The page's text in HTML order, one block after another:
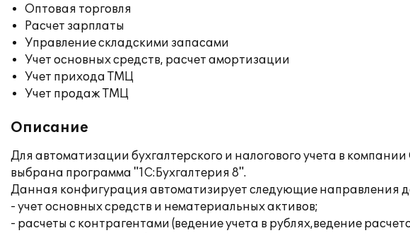
Оптовая торговля
Расчет зарплаты
Управление складскими запасами
Учет основных средств, расчет амортизации
Учет прихода ТМЦ
Учет продаж ТМЦ
Описание
Для автоматизации бухгалтерского и налогового учета в
выбрана программа "1С:Бухгалтерия 8".
Данная конфигурация автоматизирует следующие направления
- учет основных средств и нематериальных активов;
- расчеты с контрагентами (ведение учета в рублях,ведение